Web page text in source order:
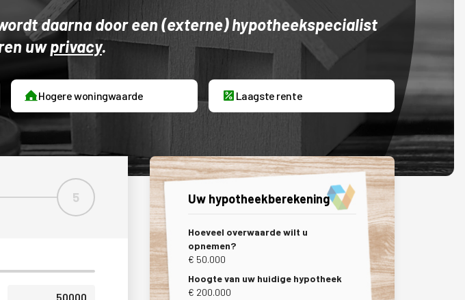
daarna door een (externe) hypotheekspecialist
uwprivacy.
Hogere woningwaarde Laagste rente
5
Stap 5 Uw hypotheekberekening
Hoeveel overwaarde wilt u
opnemen?
€ 50.000
Hoogte van uw huidige hypotheek
€ 200.000